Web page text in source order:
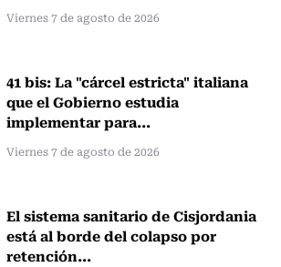
Viernes 7 de agosto de 2026
41 bis: La "cárcel estricta" italiana
que el Gobierno estudia
implementar para...
Viernes 7 de agosto de 2026
El sistema sanitario de Cisjordania
está al borde del colapso por
retención...